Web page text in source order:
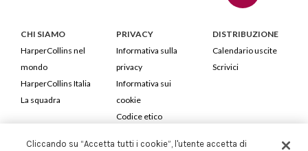
CHI SIAMO
HarperCollins nel
mondo
HarperCollins Italia
La squadra
PRIVACY
Informativa sulla
privacy
Informativa sui
cookie
Codice etico
DISTRIBUZIONE
Calendario uscite
Scrivici
Cliccando su “Accetta tutti i cookie”, l'utente accetta di